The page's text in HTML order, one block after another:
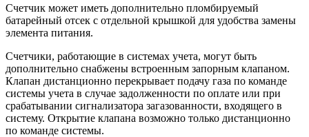
Счетчик может иметь дополнительно пломбируемый
батарейный отсек с отдельной крышкой для удобства замены
элемента питания.
Счетчики, работающие в системах учета, могут быть
дополнительно снабжены встроенным запорным клапаном.
Клапан дистанционно перекрывает подачу газа по команде
системы учета в случае задолженности по оплате или при
срабатывании сигнализатора загазованности, входящего в
систему. Открытие клапана возможно только дистанционно
по команде системы.